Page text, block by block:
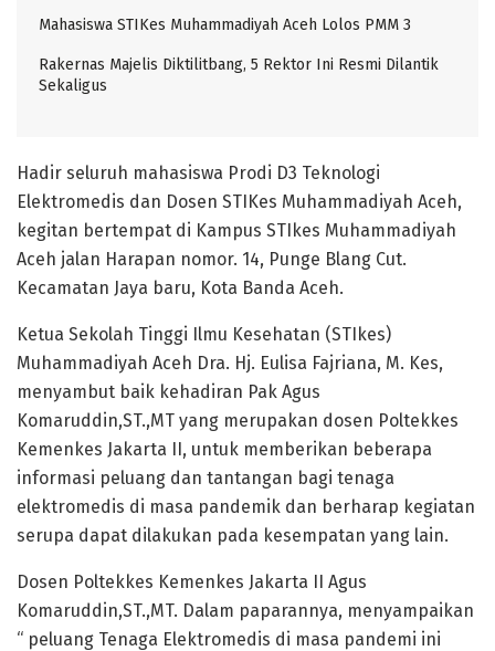
Mahasiswa STIKes Muhammadiyah Aceh Lolos PMM 3
Rakernas Majelis Diktilitbang, 5 Rektor Ini Resmi Dilantik
Sekaligus
Hadir seluruh mahasiswa Prodi D3 Teknologi
Elektromedis dan Dosen STIKes Muhammadiyah Aceh,
kegitan bertempat di Kampus STIkes Muhammadiyah
Aceh jalan Harapan nomor. 14, Punge Blang Cut.
Kecamatan Jaya baru, Kota Banda Aceh.
Ketua Sekolah Tinggi Ilmu Kesehatan (STIkes)
Muhammadiyah Aceh Dra. Hj. Eulisa Fajriana, M. Kes,
menyambut baik kehadiran Pak Agus
Komaruddin,ST.,MT yang merupakan dosen Poltekkes
Kemenkes Jakarta II, untuk memberikan beberapa
informasi peluang dan tantangan bagi tenaga
elektromedis di masa pandemik dan berharap kegiatan
serupa dapat dilakukan pada kesempatan yang lain.
Dosen Poltekkes Kemenkes Jakarta II Agus
Komaruddin,ST.,MT. Dalam paparannya, menyampaikan
“ peluang Tenaga Elektromedis di masa pandemi ini